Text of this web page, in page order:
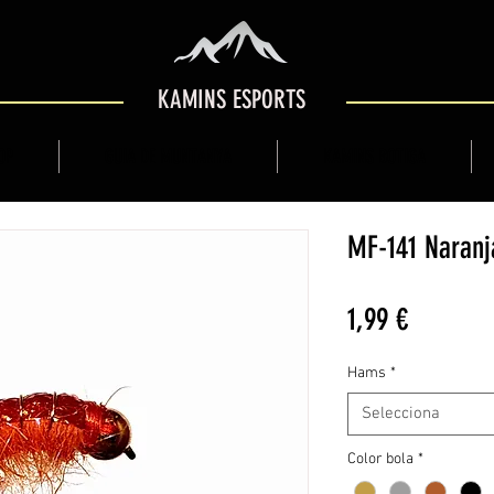
KAMINS ESPORTS
MF-141
1,99 €Price
Hams *
Selecciona
Color bola *